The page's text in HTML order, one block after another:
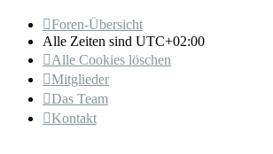
Foren-Übersicht
Alle Zeiten sind UTC+02:00
Alle Cookies löschen
Mitglieder
Das Team
Kontakt